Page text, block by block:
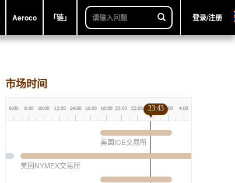
Aeroco 「链」 登录/注册
市场时间
美国ICE交易所
美国NYMEX交易所
23:43